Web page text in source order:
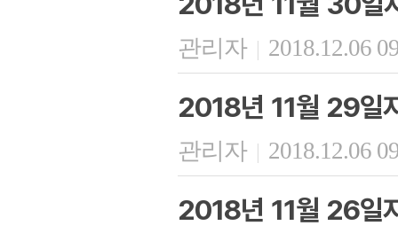
관리자 | 2018.12.06
2018년 11월 29일
관리자 | 2018.12.06
2018년 11월 26일